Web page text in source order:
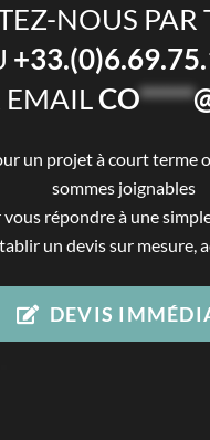
NOUS PAR
EMAILCO*****
un projet à court terme
sommes joignables
vous répondre à une
un devis sur mesure,
DEVIS